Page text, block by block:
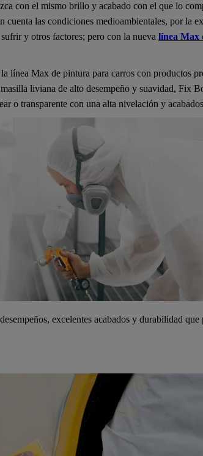
con el mismo brillo y acabado con el que lo
las condiciones medioambientales, por la
y otros factores; pero con la nueva línea Max
línea Max de pintura para carros con productos
liviana de alto desempeño y suavidad, Fix
o transparente con una alta nivelación y
excelentes acabados y durabilidad